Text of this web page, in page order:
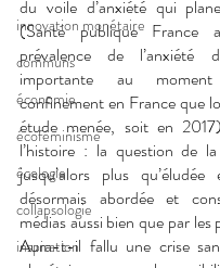
innovation monétaire
communs
économie
écoféminisme
écologie
collapsologie
inspiration
du voile d’anxiété qui
(Santé publique France
prévalence de l’anxiété
importante au
confinement en France que
étude menée, soit en
l’histoire : la question de
jusqu’alors plus
désormais abordée et
médias aussi bien que par les
Aura-t-il fallu une crise